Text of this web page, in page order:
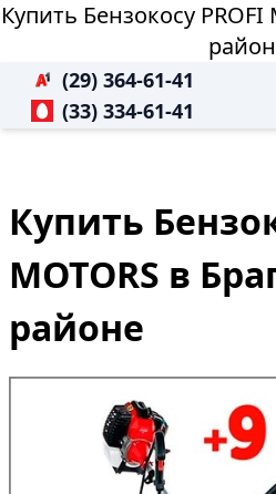
Купить Бензокосу PROFI
(29) 364-61-41
(33) 334-61-41
Купить
MOTORS в
районе